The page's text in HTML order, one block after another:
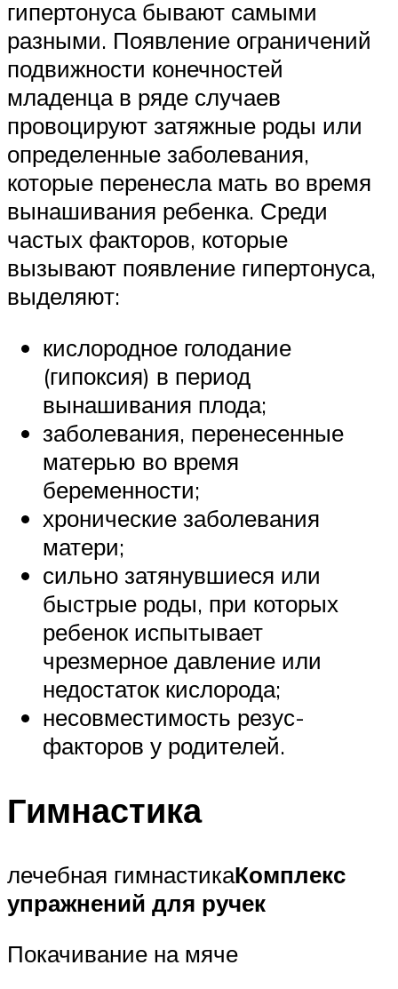
гипертонуса бывают самыми
разными. Появление ограничений
подвижности конечностей
младенца в ряде случаев
провоцируют затяжные роды или
определенные заболевания,
которые перенесла мать во время
вынашивания ребенка. Среди
частых факторов, которые
вызывают появление гипертонуса,
выделяют:
кислородное голодание
(гипоксия) в период
вынашивания плода;
заболевания, перенесенные
матерью во время
беременности;
хронические заболевания
матери;
сильно затянувшиеся или
быстрые роды, при которых
ребенок испытывает
чрезмерное давление или
недостаток кислорода;
несовместимость резус-
факторов у родителей.
Гимнастика
лечебная гимнастикаКомплекс
упражнений для ручек
Покачивание на мяче